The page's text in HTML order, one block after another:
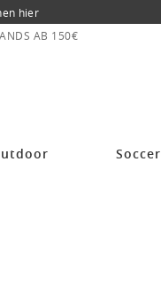
hier
AB 150€
Soccer